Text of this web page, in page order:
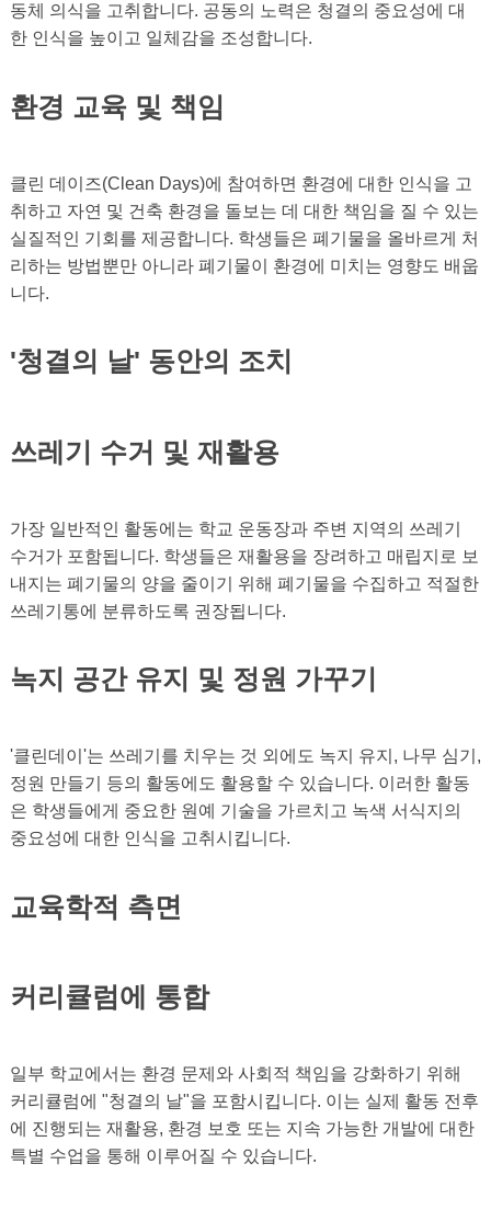
동체 의식을 고취합니다. 공동의 노력은 청결의 중요성에 대
한 인식을 높이고 일체감을 조성합니다.
환경 교육 및 책임
클린 데이즈(Clean Days)에 참여하면 환경에 대한 인식을 고
취하고 자연 및 건축 환경을 돌보는 데 대한 책임을 질 수 있는
실질적인 기회를 제공합니다. 학생들은 폐기물을 올바르게 처
리하는 방법뿐만 아니라 폐기물이 환경에 미치는 영향도 배웁
니다.
'청결의 날' 동안의 조치
쓰레기 수거 및 재활용
가장 일반적인 활동에는 학교 운동장과 주변 지역의 쓰레기
수거가 포함됩니다. 학생들은 재활용을 장려하고 매립지로 보
내지는 폐기물의 양을 줄이기 위해 폐기물을 수집하고 적절한
쓰레기통에 분류하도록 권장됩니다.
녹지 공간 유지 및 정원 가꾸기
'클린데이'는 쓰레기를 치우는 것 외에도 녹지 유지, 나무 심기,
정원 만들기 등의 활동에도 활용할 수 있습니다. 이러한 활동
은 학생들에게 중요한 원예 기술을 가르치고 녹색 서식지의
중요성에 대한 인식을 고취시킵니다.
교육학적 측면
커리큘럼에 통합
일부 학교에서는 환경 문제와 사회적 책임을 강화하기 위해
커리큘럼에 "청결의 날"을 포함시킵니다. 이는 실제 활동 전후
에 진행되는 재활용, 환경 보호 또는 지속 가능한 개발에 대한
특별 수업을 통해 이루어질 수 있습니다.